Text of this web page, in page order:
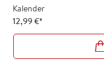
Kalender
12,99€*